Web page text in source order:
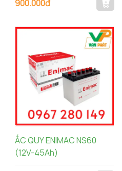
900.000đ
ẮC QUY ENIMAC NS60
(12V-45Ah)